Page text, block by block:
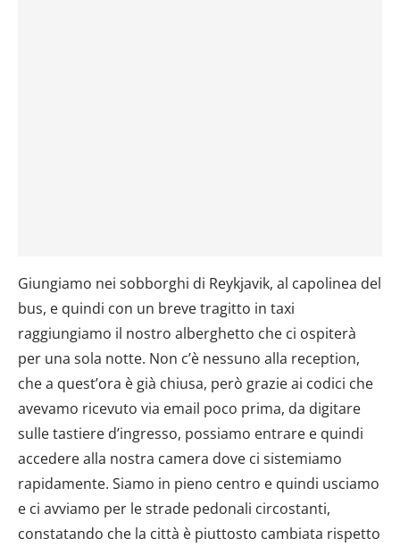
Giungiamo nei sobborghi di Reykjavik, al capolinea del
bus, e quindi con un breve tragitto in taxi
raggiungiamo il nostro alberghetto che ci ospiterà
per una sola notte. Non c’è nessuno alla reception,
che a quest’ora è già chiusa, però grazie ai codici che
avevamo ricevuto via email poco prima, da digitare
sulle tastiere d’ingresso, possiamo entrare e quindi
accedere alla nostra camera dove ci sistemiamo
rapidamente. Siamo in pieno centro e quindi usciamo
e ci avviamo per le strade pedonali circostanti,
constatando che la città è piuttosto cambiata rispetto